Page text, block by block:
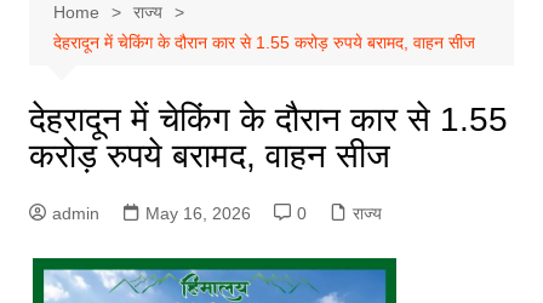
Home
राज्य
देहरादून में चेकिंग के दौरान कार से 1.55 करोड़ रुपये बरामद, वाहन सीज
देहरादून में चेकिंग के दौरान कार से 1.55
करोड़ रुपये बरामद, वाहन सीज
admin May 16, 2026 0 राज्य